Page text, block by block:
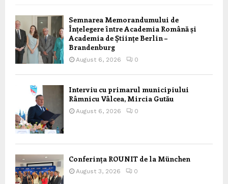
Semnarea Memorandumului de
Înțelegere între Academia Română și
Academia de Științe Berlin –
Brandenburg
August 6, 2026 0
Interviu cu primarul municipiului
Râmnicu Vâlcea, Mircia Gutău
August 6, 2026 0
Conferința ROUNIT de la München
August 3, 2026 0